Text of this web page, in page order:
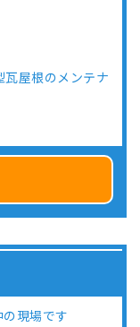
屋根のメンテナ
現場です